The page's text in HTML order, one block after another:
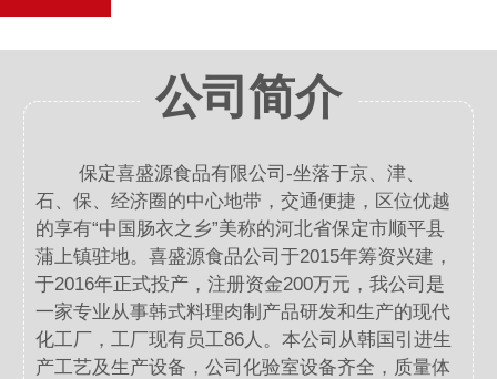
公司简介
保定喜盛源食品有限公司-坐落于京、津、
石、保、经济圈的中心地带，交通便捷，区位优越
的享有“中国肠衣之乡”美称的河北省保定市顺平县
蒲上镇驻地。喜盛源食品公司于2015年筹资兴建，
于2016年正式投产，注册资金200万元，我公司是
一家专业从事韩式料理肉制产品研发和生产的现代
化工厂，工厂现有员工86人。本公司从韩国引进生
产工艺及生产设备，公司化验室设备齐全，质量体